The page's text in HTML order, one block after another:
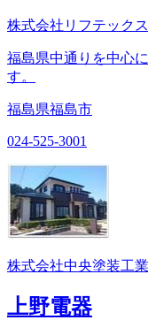
株式会社リフテックス
福島県中通りを中心
す。
福島県福島市
024-525-3001
株式会社中央塗装工業
上野電器